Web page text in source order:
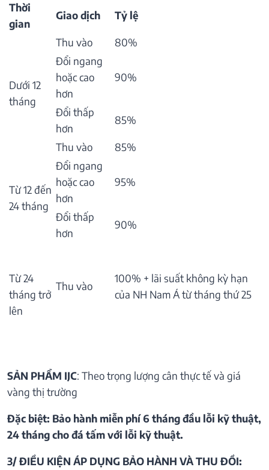
Thời
gian
Giao dịch Tỷ lệ
Dưới 12
tháng
Thu vào
80%
Đổi ngang
hoặc cao
hơn
90%
Đổi thấp
hơn
85%
Từ 12 đến
24 tháng
Thu vào
85%
Đổi ngang
hoặc cao
hơn
95%
Đổi thấp
hơn
90%
Từ 24
tháng trở
lên
Thu vào
100% + lãi suất không kỳ hạn
của NH Nam Á từ tháng thứ 25
SẢN PHẨM IJC: Theo trọng lượng cân thực tế và giá
vàng thị trường
Đặc biệt: Bảo hành miễn phí 6 tháng đầu lỗi kỹ thuật,
24 tháng cho đá tấm với lỗi kỹ thuật.
3/ ĐIỀU KIỆN ÁP DỤNG BẢO HÀNH VÀ THU ĐỒI: